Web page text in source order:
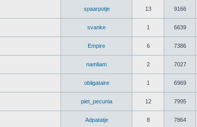
spaarpotje 13 9166
svanke 1 6639
Empire 6 7386
namliam 2 7027
obligataire 1 6969
piet_pecunia 12 7995
Adpatatje 8 7864